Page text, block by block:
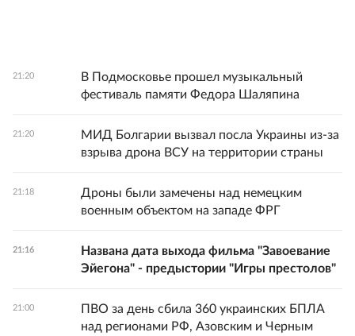
21:20
В Подмосковье прошел музыкальный
фестиваль памяти Федора Шаляпина
21:20
МИД Болгарии вызвал посла Украины из-за
взрыва дрона ВСУ на территории страны
21:18
Дроны были замечены над немецким
военным объектом на западе ФРГ
21:16
Названа дата выхода фильма "Завоевание
Эйегона" - предыстории "Игры престолов"
21:00
ПВО за день сбила 360 украинских БПЛА
над регионами РФ, Азовским и Черным